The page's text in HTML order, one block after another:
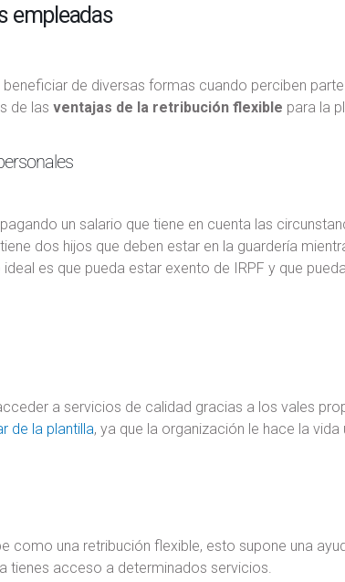
empleadas
de diversas formas cuando perciben
de las ventajas de la retribución flexible para la
un salario que tiene en cuenta las
dos hijos que deben estar en la guardería
es que pueda estar exento de IRPF y que
a servicios de calidad gracias a los vales
de la plantilla, ya que la organización le hace la vida
como una retribución flexible, esto supone una
tienes acceso a determinados servicios.